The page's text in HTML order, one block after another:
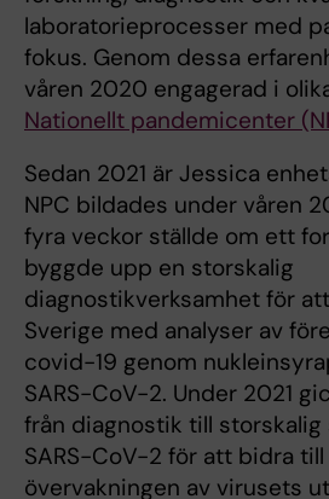
laboratorieprocesser med
fokus. Genom dessa
våren 2020 engagerad i
Nationellt pandemicenter
Sedan 2021 är Jessica
NPC bildades under våren
fyra veckor ställde om ett
byggde upp en storskalig
diagnostikverksamhet för
Sverige med analyser av
covid-19 genom
SARS-CoV-2. Under 2021
från diagnostik till storskalig
SARS-CoV-2 för att bidra
övervakningen av virusets